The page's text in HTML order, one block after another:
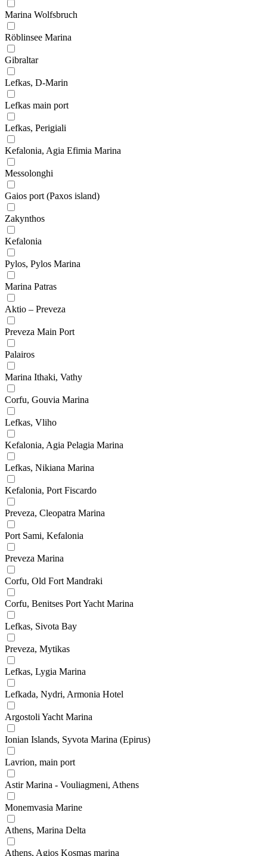
Marina Wolfsbruch
Röblinsee Marina
Gibraltar
Lefkas, D-Marin
Lefkas main port
Lefkas, Perigiali
Kefalonia, Agia Efimia Marina
Messolonghi
Gaios port (Paxos island)
Zakynthos
Kefalonia
Pylos, Pylos Marina
Marina Patras
Aktio – Preveza
Preveza Main Port
Palairos
Marina Ithaki, Vathy
Corfu, Gouvia Marina
Lefkas, Vliho
Kefalonia, Agia Pelagia Marina
Lefkas, Nikiana Marina
Kefalonia, Port Fiscardo
Preveza, Cleopatra Marina
Port Sami, Kefalonia
Preveza Marina
Corfu, Old Fort Mandraki
Corfu, Benitses Port Yacht Marina
Lefkas, Sivota Bay
Preveza, Mytikas
Lefkas, Lygia Marina
Lefkada, Nydri, Armonia Hotel
Argostoli Yacht Marina
Ionian Islands, Syvota Marina (Epirus)
Lavrion, main port
Astir Marina - Vouliagmeni, Athens
Monemvasia Marine
Athens, Marina Delta
Athens, Agios Kosmas marina